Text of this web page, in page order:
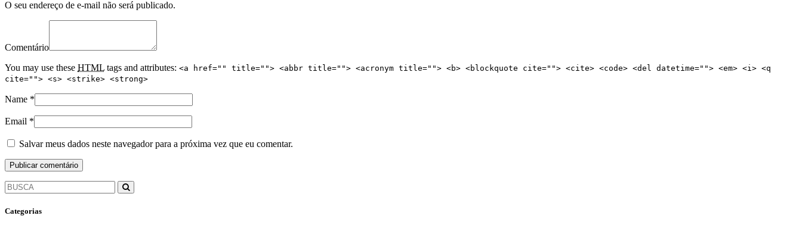
O seu endereço de e-mail não será publicado.
Comentário
You may use these HTML tags and attributes: <a href="" title=""> <abbr title=""> <acronym title=""> <b> <blockquote cite=""> <cite> <code> <del datetime=""> <em> <i> <q
cite=""> <s> <strike> <strong>
Name *
Email *
Salvar meus dados neste navegador para a próxima vez que eu comentar.
Categorias